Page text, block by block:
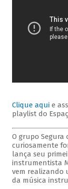
Clique aquie
playlist do
O grupo Segura
curiosamente
lança seu
instrumentista
vem realizando
da música